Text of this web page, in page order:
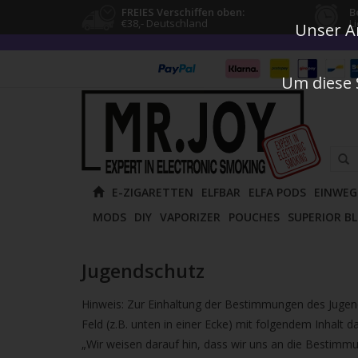
FREIES Verschiffen oben:
€38,- Deutschland
die
Pfeile
um
das
E-ZIGARETTEN ELFBAR ELFA PODS
MODS DIY VAPORIZER POUCHES SUPERIOR
Jugendschutz
Hinweis: Zur Einhaltung der Bestimmungen des
Feld (z.B. unten in einer Ecke) mit folgendem Inhalt
„Wir weisen darauf hin, dass wir uns an die
Unser
Um diese